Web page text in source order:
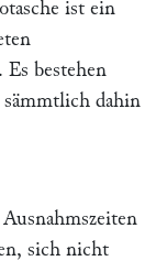
ist ein
bestehen
sämmtlich dahin
sich nicht